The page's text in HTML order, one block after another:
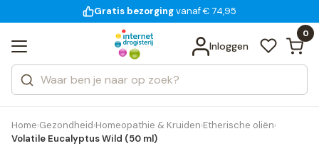
voor 18:00 uur besteld
Gratis bezorging
14 dagen bedenktijd
Inloggen
0
Zoeken
Categorieën
Merken
Bekijk alle resultaten
Home›Gezondheid›Homeopathie & Kruiden›Etherische oliën›
Volatile Eucalyptus Wild (50 ml)